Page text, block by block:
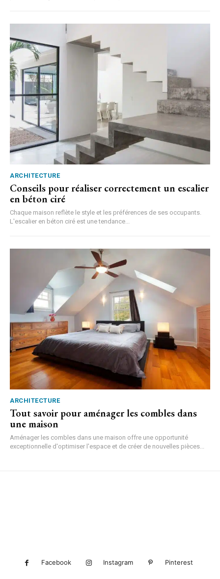
ARCHITECTURE
Conseils pour réaliser correctement un escalier
en béton ciré
Chaque maison reflète le style et les préférences de ses occupants.
L'escalier en béton ciré est une tendance...
ARCHITECTURE
Tout savoir pour aménager les combles dans
une maison
Aménager les combles dans une maison offre une opportunité
exceptionnelle d'optimiser l'espace et de créer de nouvelles pièces...
Facebook Instagram Pinterest